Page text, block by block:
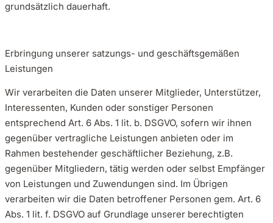
grundsätzlich dauerhaft.
Erbringung unserer satzungs- und geschäftsgemäßen
Leistungen
Wir verarbeiten die Daten unserer Mitglieder, Unterstützer,
Interessenten, Kunden oder sonstiger Personen
entsprechend Art. 6 Abs. 1 lit. b. DSGVO, sofern wir ihnen
gegenüber vertragliche Leistungen anbieten oder im
Rahmen bestehender geschäftlicher Beziehung, z.B.
gegenüber Mitgliedern, tätig werden oder selbst Empfänger
von Leistungen und Zuwendungen sind. Im Übrigen
verarbeiten wir die Daten betroffener Personen gem. Art. 6
Abs. 1 lit. f. DSGVO auf Grundlage unserer berechtigten